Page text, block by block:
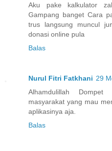
Aku pake kalkulator
Gampang banget Cara
trus langsung muncul
donasi online pula
Balas
Nurul Fitri Fatkhani 29
Alhamdulillah
masyarakat yang mau
aplikasinya aja.
Balas